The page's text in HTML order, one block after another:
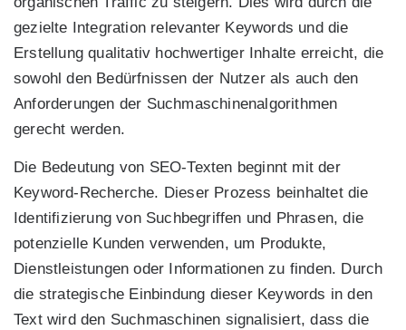
gezielte Integration relevanter Keywords und die
Erstellung qualitativ hochwertiger Inhalte erreicht, die
sowohl den Bedürfnissen der Nutzer als auch den
Anforderungen der Suchmaschinenalgorithmen
gerecht werden.
Die Bedeutung von SEO-Texten beginnt mit der
Keyword-Recherche. Dieser Prozess beinhaltet die
Identifizierung von Suchbegriffen und Phrasen, die
potenzielle Kunden verwenden, um Produkte,
Dienstleistungen oder Informationen zu finden. Durch
die strategische Einbindung dieser Keywords in den
Text wird den Suchmaschinen signalisiert, dass die